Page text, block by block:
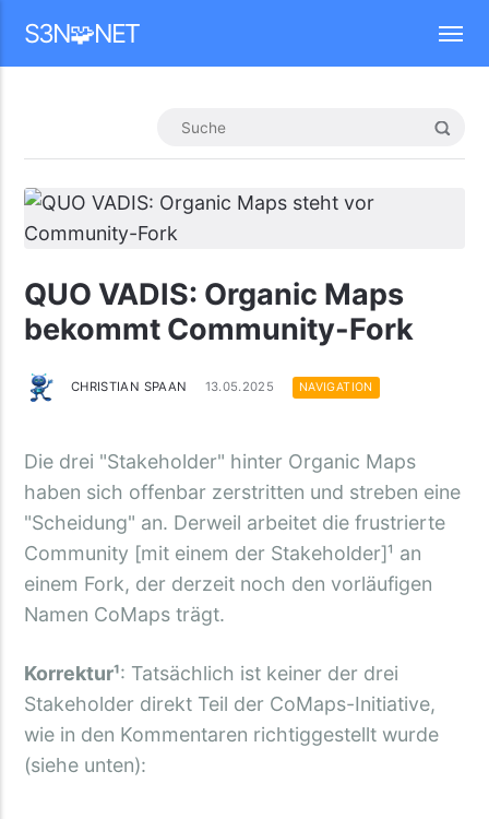
S3N🧩NET
QUO VADIS: Organic Maps
bekommt Community-Fork
CHRISTIAN SPAAN 13.05.2025 NAVIGATION
Die drei "Stakeholder" hinter Organic Maps
haben sich offenbar zerstritten und streben eine
"Scheidung" an. Derweil arbeitet die frustrierte
Community [mit einem der Stakeholder]¹ an
einem Fork, der derzeit noch den vorläufigen
Namen CoMaps trägt.
Korrektur¹: Tatsächlich ist keiner der drei
Stakeholder direkt Teil der CoMaps-Initiative,
wie in den Kommentaren richtiggestellt wurde
(siehe unten):